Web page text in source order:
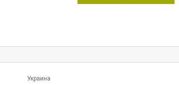
Украина